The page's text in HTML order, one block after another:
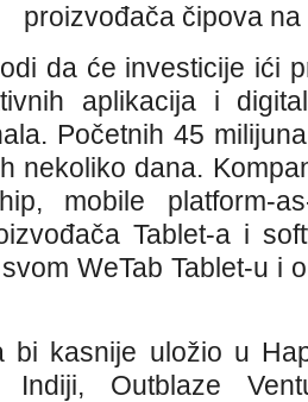
proizvođača čipova
da će investicije ići
aplikacija i
Početnih 45
nekoliko dana.
mobile platform-
Tablet-a i
WeTab Tablet-u i
bi kasnije uložio u
Indiji, Outblaze